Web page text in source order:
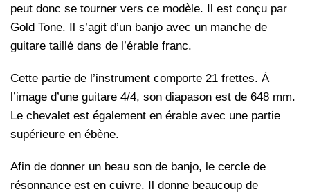
peut donc se tourner vers ce modèle. Il est conçu par
Gold Tone. Il s’agit d’un banjo avec un manche de
guitare taillé dans de l’érable franc.
Cette partie de l’instrument comporte 21 frettes. À
l’image d’une guitare 4/4, son diapason est de 648 mm.
Le chevalet est également en érable avec une partie
supérieure en ébène.
Afin de donner un beau son de banjo, le cercle de
résonnance est en cuivre. Il donne beaucoup de